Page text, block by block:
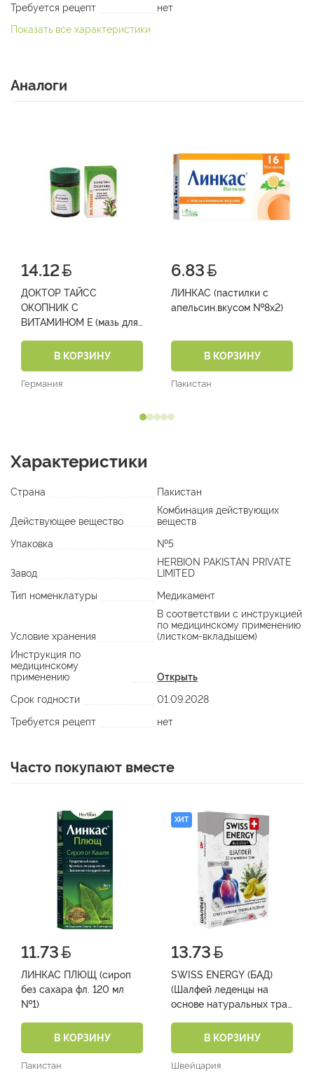
Требуется рецепт
нет
Показать все характеристики
Аналоги
14.12
ДОКТОР ТАЙСС
ОКОПНИК С
ВИТАМИНОМ Е (мазь для
банках 50 г №1)
В КОРЗИНУ
Германия
6.83
ЛИНКАС (пастилки с
апельсин.вкусом №8х2)
В КОРЗИНУ
Пакистан
Характеристики
Страна Пакистан
Действующее вещество
Комбинация действующих
веществ
Упаковка
№5
Завод
HERBION PAKISTAN PRIVATE
LIMITED
Тип номенклатуры
Медикамент
Условие хранения
В соответствии с инструкцией
по медицинскому применению
(листком-вкладышем)
Инструкция по
медицинскому
применению
Открыть
Срок годности
01.09.2028
Требуется рецепт
нет
Часто покупают вместе
11.73
ЛИНКАС ПЛЮЩ (сироп
без сахара фл. 120 мл
№1)
В КОРЗИНУ
Пакистан
ХИТ
13.73
SWISS ENERGY (БАД)
(Шалфей леденцы на
основе натуральных трав
В КОРЗИНУ
Швейцария